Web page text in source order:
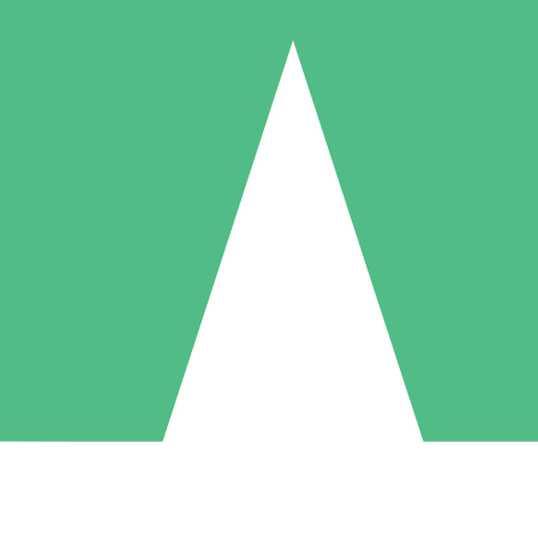
Individuele Creditpakketten
per gebruik met downloadtegoeden. Geen maandelijkse verplichting
5 Downloaden
US$